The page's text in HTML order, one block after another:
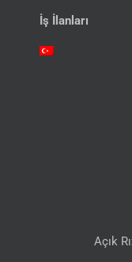
İş İlanları
Açık